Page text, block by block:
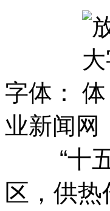
字体：
业新闻网
“十
区，供